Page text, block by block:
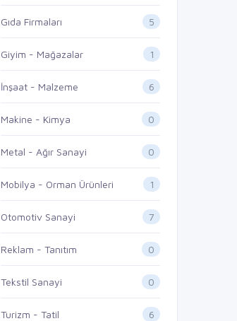
Gıda Firmaları 5
Giyim - Mağazalar 1
İnşaat - Malzeme 6
Makine - Kimya 0
Metal - Ağır Sanayi 0
Mobilya - Orman Ürünleri 1
Otomotiv Sanayi 7
Reklam - Tanıtım 0
Tekstil Sanayi 0
Turizm - Tatil 6